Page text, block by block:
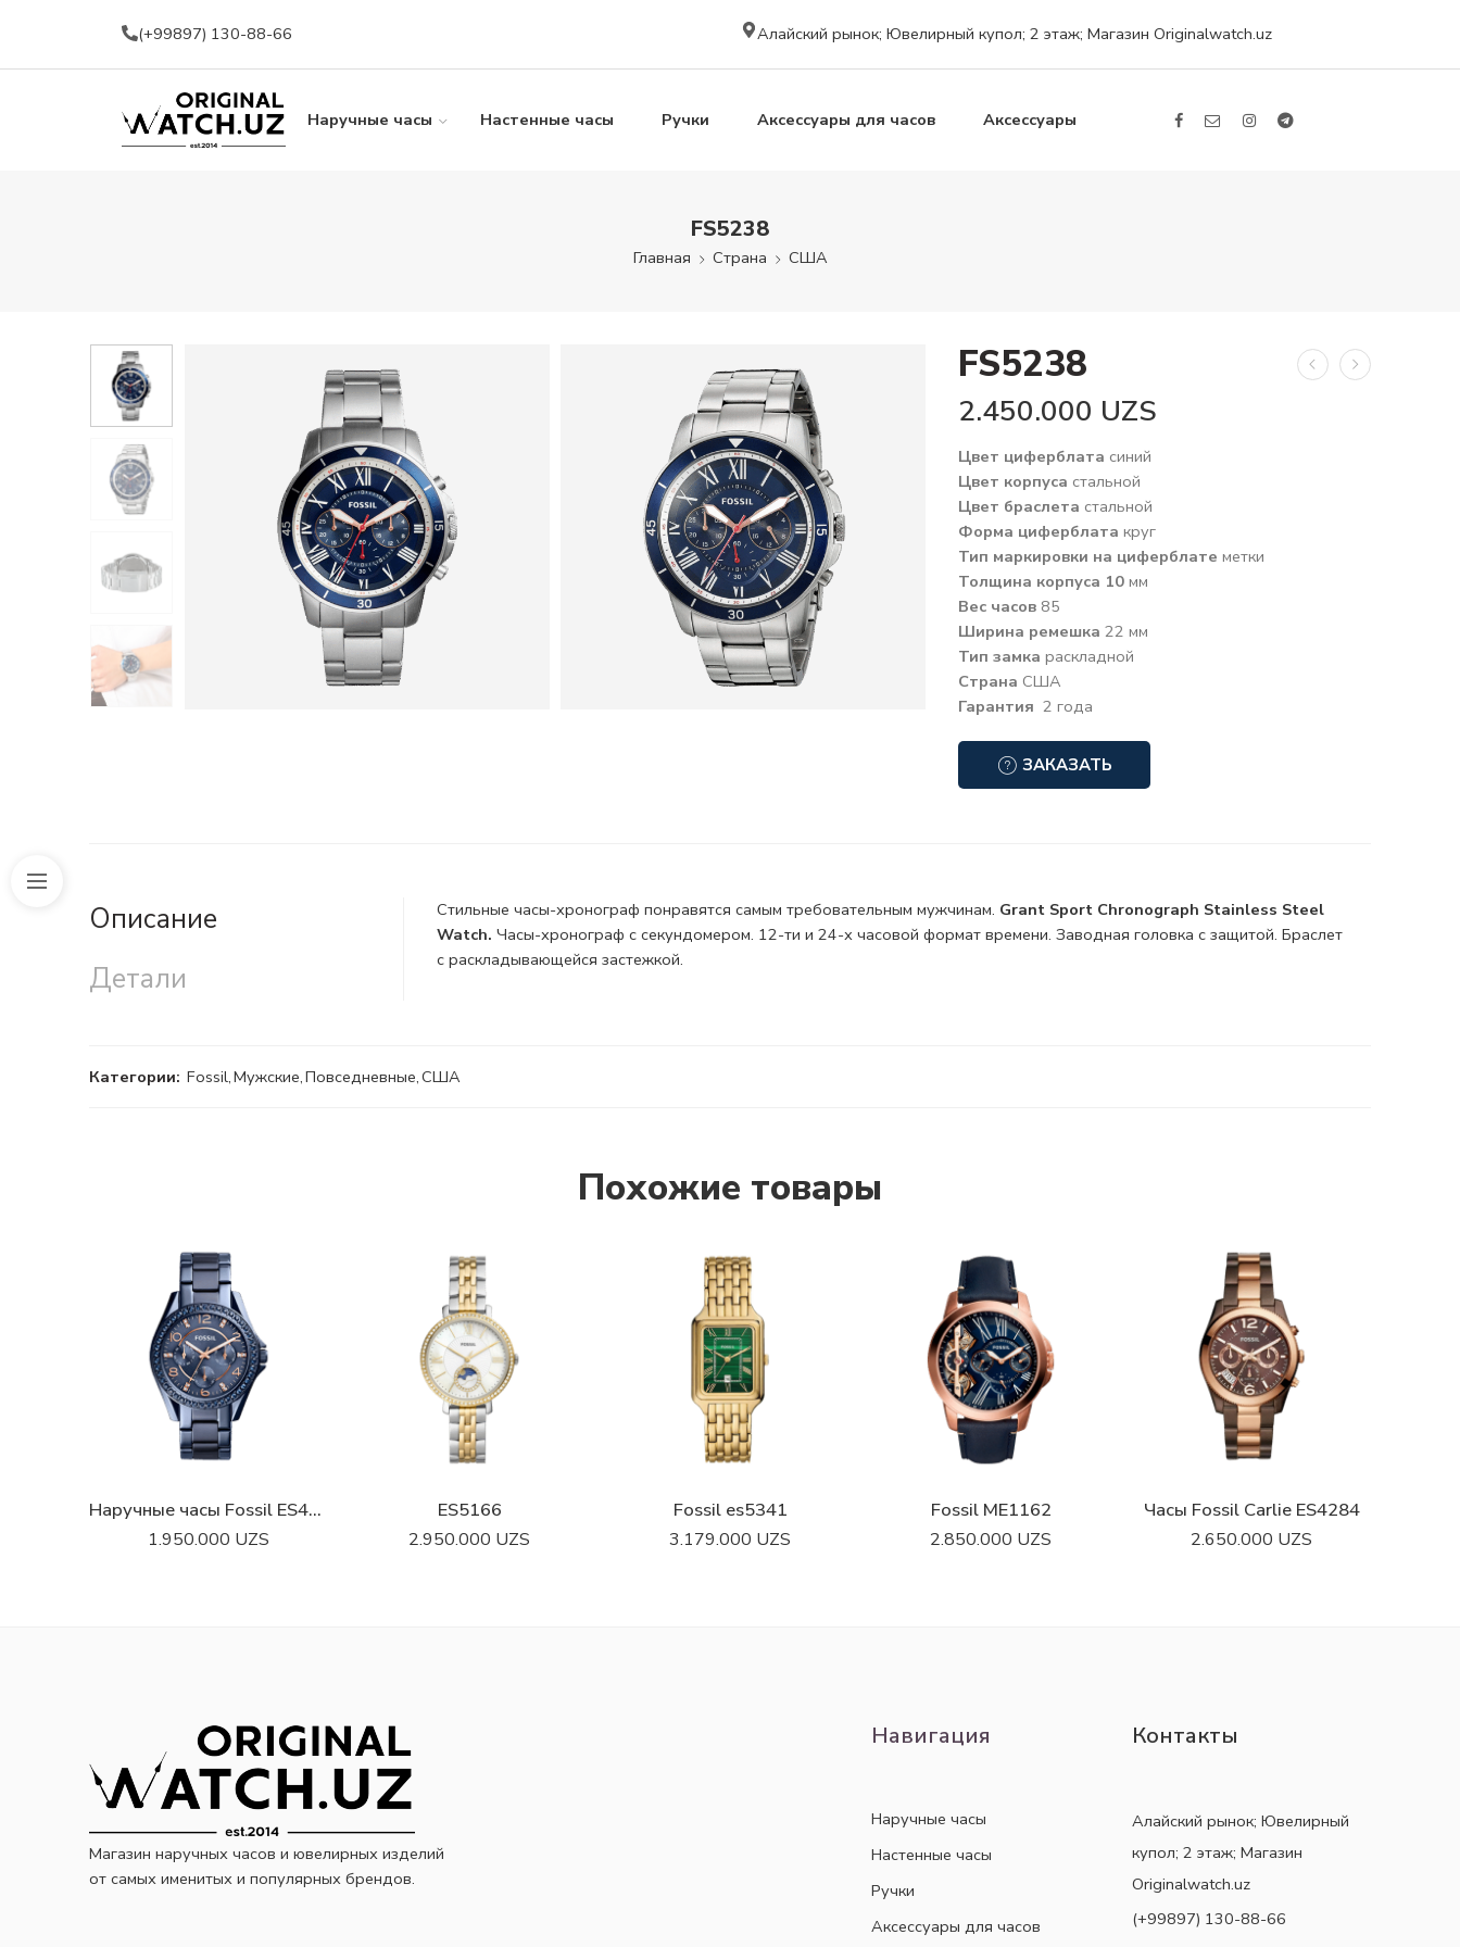
(+99897) 130-88-66 Алайский рынок; Ювелирный купол; 2 этаж; Магазин Originalwatch.uz
Наручные часы Настенные часы Ручки Аксессуары для часов Аксессуары
FS5238
Главная Страна США
FS5238
2.450.000 UZS
Цвет циферблата синий
Цвет корпуса стальной
Цвет браслета стальной
Форма циферблата круг
Тип маркировки на циферблате метки
Толщина корпуса 10 мм
Вес часов 85
Ширина ремешка 22 мм
Тип замка раскладной
Страна США
Гарантия 2 года
ЗАКАЗАТЬ
Описание
Детали
Стильные часы-хронограф понравятся самым требовательным мужчинам. Grant Sport Chronograph Stainless Steel
Watch. Часы-хронограф с секундомером. 12-ти и 24-х часовой формат времени. Заводная головка с защитой. Браслет
с раскладывающейся застежкой.
Категории: Fossil,Мужские,Повседневные,США
Похожие товары
Наручные часы Fossil ES4294
1.950.000 UZS
ES5166
2.950.000 UZS
Fossil es5341
3.179.000 UZS
Fossil ME1162
2.850.000 UZS
Часы Fossil Carlie ES4284
2.650.000 UZS
Магазин наручных часов и ювелирных изделий
от самых именитых и популярных брендов.
Навигация
Наручные часы
Настенные часы
Ручки
Аксессуары для часов
Контакты
Алайский рынок; Ювелирный
купол; 2 этаж; Магазин
Originalwatch.uz
(+99897) 130-88-66